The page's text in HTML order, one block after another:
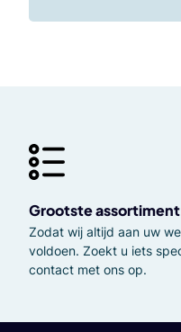
Grootste assortiment
Zodat wij altijd aan uw
voldoen. Zoekt u iets
contact met ons op.